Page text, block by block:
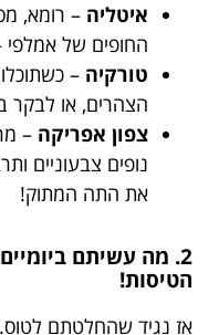
איטליה – רומא,
החופים של
טורקיה –
הצהרים, או לבקר
צפון אפריקה –
נופים צבעוניים
את התה המתוק!
2. מה עשיתם
הטיסות!
אז נגיד שהחלטתם